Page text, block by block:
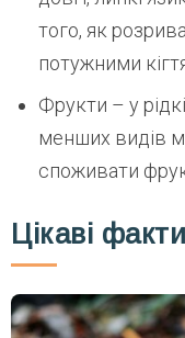
того, як
потужними
Фрукти – у
менших видів
споживати
Цікаві